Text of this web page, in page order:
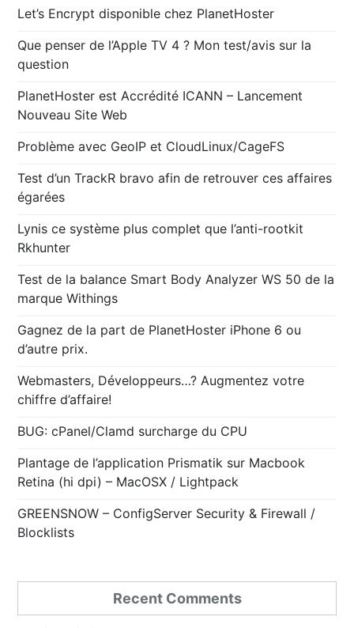
Let’s Encrypt disponible chez PlanetHoster
Que penser de l’Apple TV 4 ? Mon test/avis sur la
question
PlanetHoster est Accrédité ICANN – Lancement
Nouveau Site Web
Problème avec GeoIP et CloudLinux/CageFS
Test d’un TrackR bravo afin de retrouver ces affaires
égarées
Lynis ce système plus complet que l’anti-rootkit
Rkhunter
Test de la balance Smart Body Analyzer WS 50 de la
marque Withings
Gagnez de la part de PlanetHoster iPhone 6 ou
d’autre prix.
Webmasters, Développeurs…? Augmentez votre
chiffre d’affaire!
BUG: cPanel/Clamd surcharge du CPU
Plantage de l’application Prismatik sur Macbook
Retina (hi dpi) – MacOSX / Lightpack
GREENSNOW – ConfigServer Security & Firewall /
Blocklists
Recent Comments